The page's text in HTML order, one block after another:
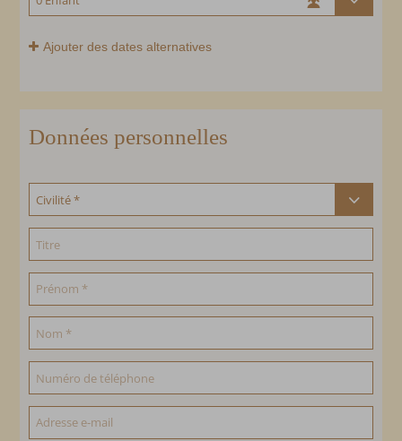
Ajouter des dates alternatives
Données personnelles